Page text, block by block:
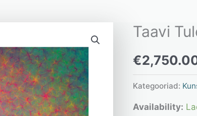
Taavi
€
Kategooriad:
Availability:
Taavi
“Värviline
muda”
kogus